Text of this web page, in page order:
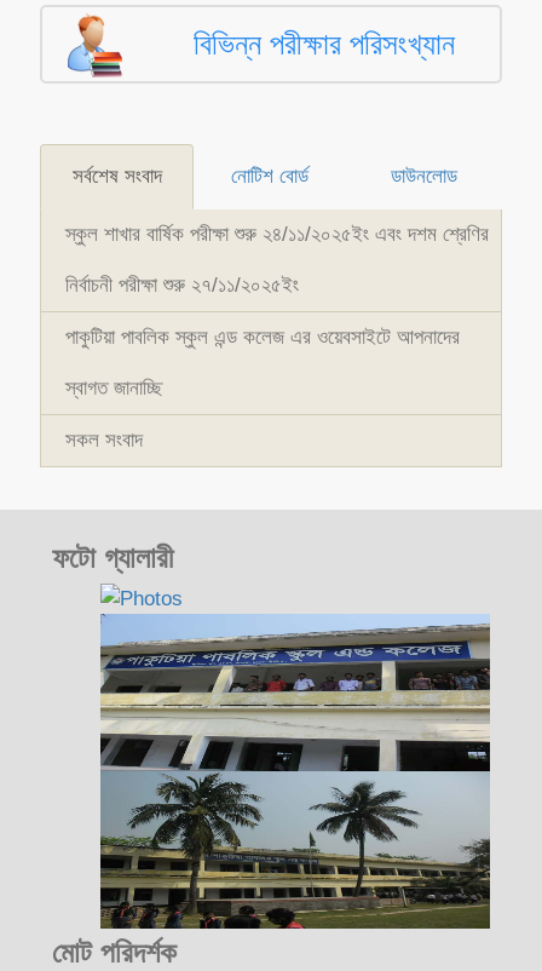
বিভিন্ন পরীক্ষার পরিসংখ্যান
সর্বশেষ সংবাদ নোটিশ বোর্ড ডাউনলোড
স্কুল শাখার বার্ষিক পরীক্ষা শুরু ২৪/১১/২০২৫ইং এবং দশম শ্রেণির
নির্বাচনী পরীক্ষা শুরু ২৭/১১/২০২৫ইং
পাকুটিয়া পাবলিক স্কুল এন্ড কলেজ এর ওয়েবসাইটে আপনাদের
স্বাগত জানাচ্ছি
সকল সংবাদ
ফটো গ্যালারী
মোট পরিদর্শক